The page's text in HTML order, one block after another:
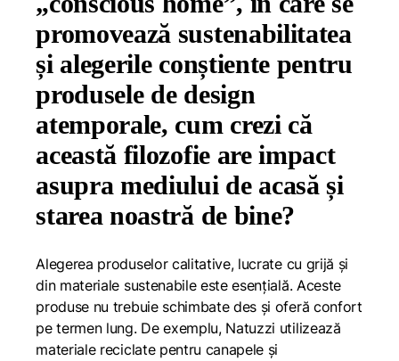
promovează sustenabilitatea
și alegerile conștiente pentru
produsele de design
atemporale, cum crezi că
această filozofie are impact
asupra mediului de acasă și
starea noastră de bine?
Alegerea produselor calitative, lucrate cu grijă și
din materiale sustenabile este esențială. Aceste
produse nu trebuie schimbate des și oferă confort
pe termen lung. De exemplu, Natuzzi utilizează
materiale reciclate pentru canapele și